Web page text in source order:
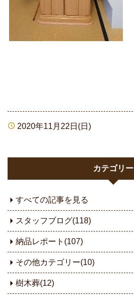
2020年11月22日(日)
カテゴリー
すべての記事を見る
スタッフブログ(118)
納品レポート(107)
その他カテゴリー(10)
樹木葬(12)